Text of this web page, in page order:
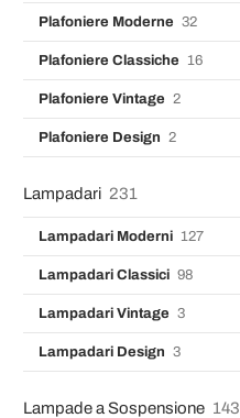
Plafoniere Moderne 32
Plafoniere Classiche 16
Plafoniere Vintage 2
Plafoniere Design 2
Lampadari 231
Lampadari Moderni 127
Lampadari Classici 98
Lampadari Vintage 3
Lampadari Design 3
Lampade a Sospensione 143